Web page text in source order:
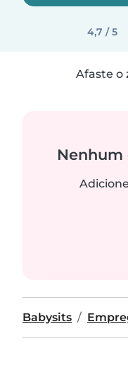
4,7 / 5
Afaste o
Nenhum
Babysits